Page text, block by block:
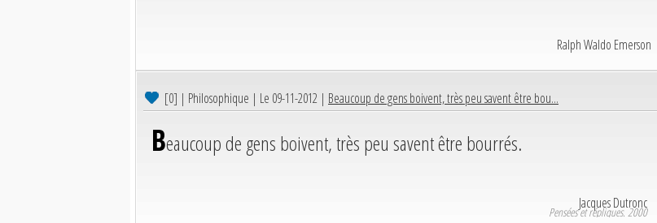
Ralph Waldo Emerson
[0] | Philosophique | Le 09-11-2012 | Beaucoup de gens boivent, très peu savent être bou...
Beaucoup de gens boivent, très peu savent être bourrés.
Jacques Dutronc
Pensées et répliques. 2000